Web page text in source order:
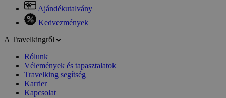
Ajándékutalvány
Kedvezmények
A Travelkingről
Rólunk
Vélemények és tapasztalatok
Travelking segítség
Karrier
Kapcsolat